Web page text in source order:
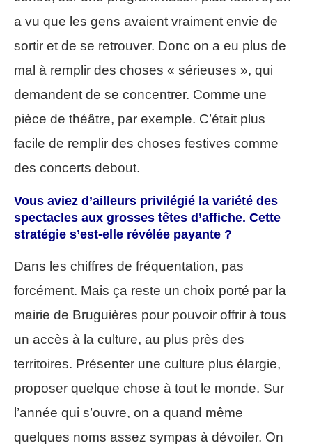
a vu que les gens avaient vraiment envie de
sortir et de se retrouver. Donc on a eu plus de
mal à remplir des choses « sérieuses », qui
demandent de se concentrer. Comme une
pièce de théâtre, par exemple. C’était plus
facile de remplir des choses festives comme
des concerts debout.
Vous aviez d’ailleurs privilégié la variété des
spectacles aux grosses têtes d’affiche. Cette
stratégie s’est-elle révélée payante ?
Dans les chiffres de fréquentation, pas
forcément. Mais ça reste un choix porté par la
mairie de Bruguières pour pouvoir offrir à tous
un accès à la culture, au plus près des
territoires. Présenter une culture plus élargie,
proposer quelque chose à tout le monde. Sur
l’année qui s’ouvre, on a quand même
quelques noms assez sympas à dévoiler. On